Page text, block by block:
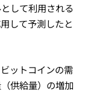
して利用される
して予測したと
ットコインの需
供給量）の増加